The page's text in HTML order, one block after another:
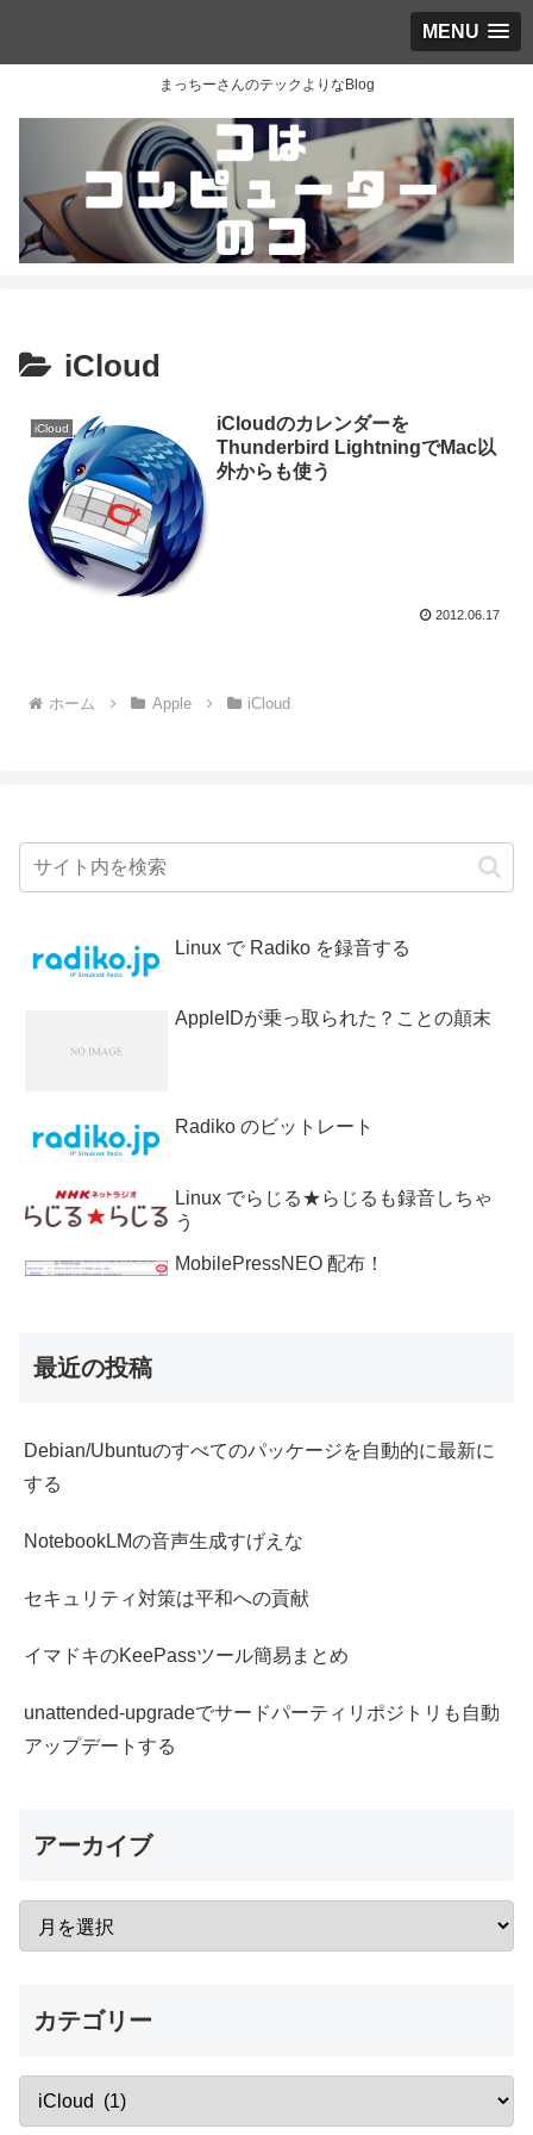
MENU
まっちーさんのテックよりなBlog
iCloud
iCloud
iCloudのカレンダーを
Thunderbird LightningでMac以
外からも使う
2012.06.17
ホーム Apple iCloud
Linux で Radiko を録音する
AppleIDが乗っ取られた？ことの顛末
Radiko のビットレート
Linux でらじる★らじるも録音しちゃ
う
MobilePressNEO 配布！
最近の投稿
Debian/Ubuntuのすべてのパッケージを自動的に最新に
する
NotebookLMの音声生成すげえな
セキュリティ対策は平和への貢献
イマドキのKeePassツール簡易まとめ
unattended-upgradeでサードパーティリポジトリも自動
アップデートする
アーカイブ
カテゴリー